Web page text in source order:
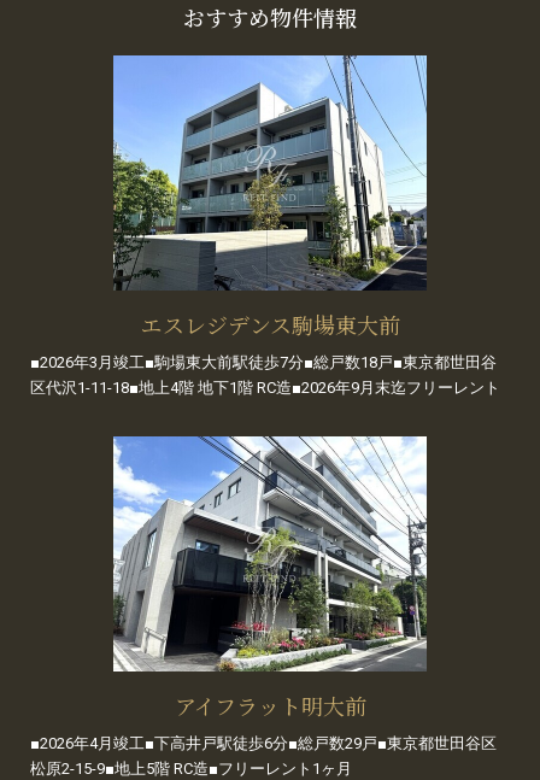
おすすめ物件情報
エスレジデンス駒場東大前
■2026年3月竣工■駒場東大前駅徒歩7分■総戸数18戸■東京都世田谷
区代沢1-11-18■地上4階 地下1階 RC造■2026年9月末迄フリーレント
アイフラット明大前
■2026年4月竣工■下高井戸駅徒歩6分■総戸数29戸■東京都世田谷区
松原2-15-9■地上5階 RC造■フリーレント1ヶ月